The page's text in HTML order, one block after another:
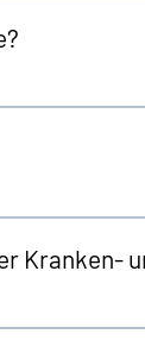
Kranken-